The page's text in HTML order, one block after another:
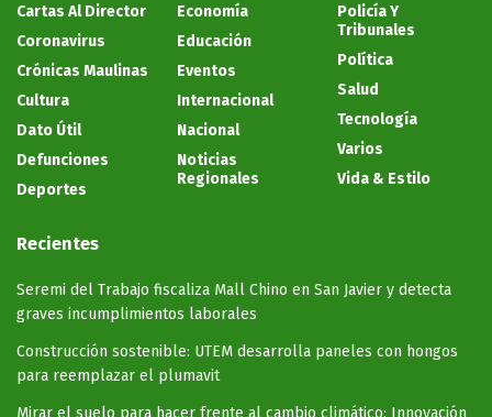
Cartas Al Director
Coronavirus
Crónicas Maulinas
Cultura
Dato Útil
Defunciones
Deportes
Economía
Educación
Eventos
Internacional
Nacional
Noticias
Regionales
Policía Y
Tribunales
Política
Salud
Tecnología
Varios
Vida & Estilo
Recientes
Seremi del Trabajo fiscaliza Mall Chino en San Javier y detecta
graves incumplimientos laborales
Construcción sostenible: UTEM desarrolla paneles con hongos
para reemplazar el plumavit
Mirar el suelo para hacer frente al cambio climático: Innovación